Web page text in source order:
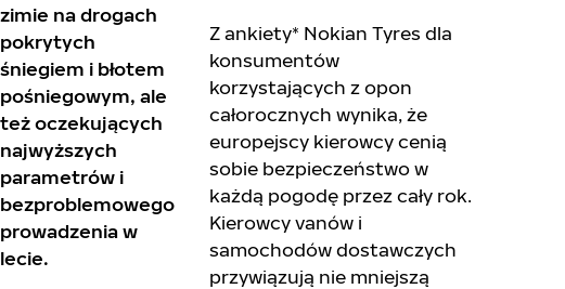
zimie na drogach
pokrytych
śniegiem i błotem
pośniegowym, ale
też oczekujących
najwyższych
parametrów i
bezproblemowego
prowadzenia w
lecie.
Z ankiety* Nokian Tyres dla
konsumentów
korzystających z opon
całorocznych wynika, że
europejscy kierowcy cenią
sobie bezpieczeństwo w
każdą pogodę przez cały rok.
Kierowcy vanów i
samochodów dostawczych
przywiązują nie mniejszą